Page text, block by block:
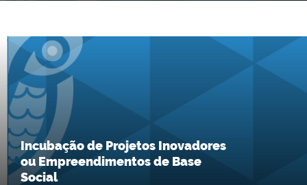
Incubação de Projetos Inovadores
ou Empreendimentos de Base
Social